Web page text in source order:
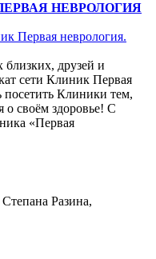
НЕВРОЛОГИЯ
Первая неврология.
близких, друзей и
сети Клиник Первая
посетить Клиники тем,
о своём здоровье! С
«Первая
Разина,